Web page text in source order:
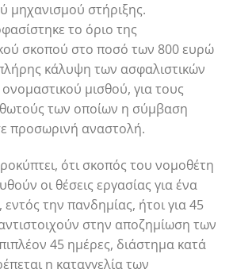
μηχανισμού στήριξης.
το όριο της
σκοπού στο ποσό των 800 ευρώ
κάλυψη των ασφαλιστικών
μισθού, για τους
των οποίων η σύμβαση
προσωρινή αναστολή.
ότι σκοπός του νομοθέτη
οι θέσεις εργασίας για ένα
την πανδημίας, ήτοι για 45
στην αποζημίωση των
45 ημέρες, διάστημα κατά
η καταγγελία των